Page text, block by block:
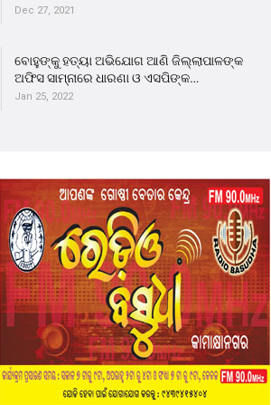
Dec 27, 2021
ବୋହୁଙ୍କୁ ହତ୍ୟା ଅଭିଯୋଗ ଆଣି ଜିଲ୍ଲାପାଳଙ୍କ
ଅଫିସ ସାମ୍ନାରେ ଧାରଣା ଓ ଏସପିଙ୍କ…
Jan 25, 2022